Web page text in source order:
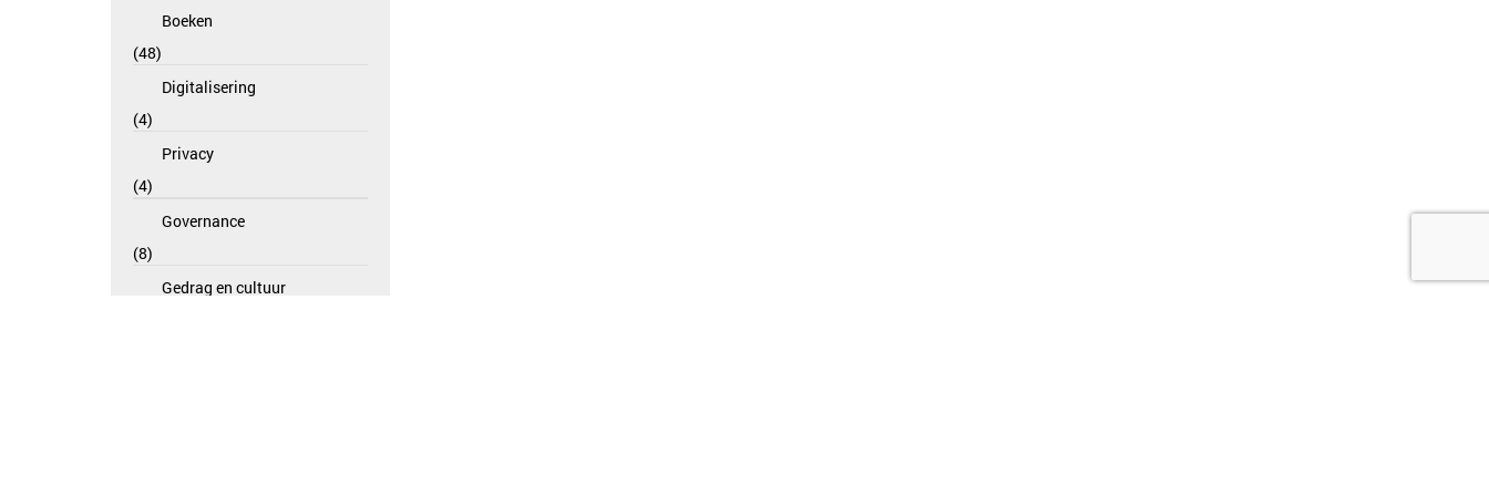
Boeken
48
Digitalisering
4
Privacy
4
Governance
8
Gedrag en cultuur